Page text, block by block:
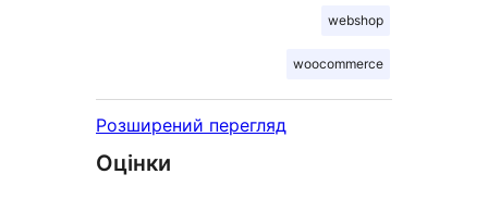
webshop
woocommerce
Розширений перегляд
Оцінки